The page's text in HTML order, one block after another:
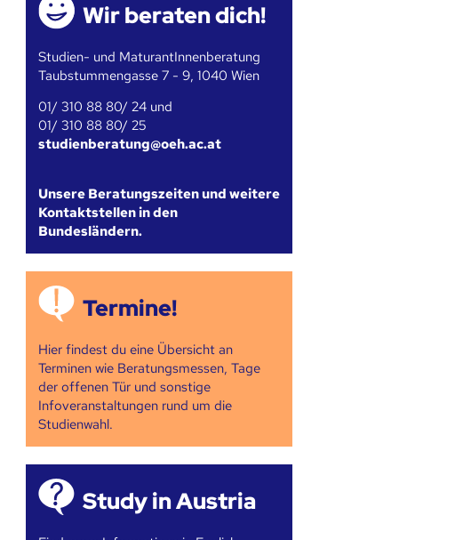
Wir beraten dich!
Studien- und MaturantInnenberatung
Taubstummengasse 7 - 9, 1040 Wien
01/ 310 88 80/ 24 und
01/ 310 88 80/ 25
studienberatung@oeh.ac.at
Unsere Beratungszeiten und weitere
Kontaktstellen in den
Bundesländern.
Termine!
Hier findest du eine Übersicht an
Terminen wie Beratungsmessen, Tage
der offenen Tür und sonstige
Infoveranstaltungen rund um die
Studienwahl.
Study in Austria